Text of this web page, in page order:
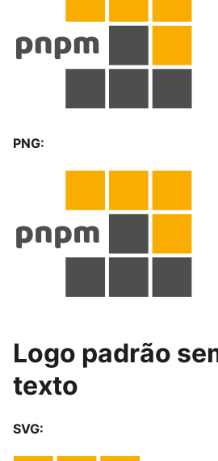
PNG:
Logo padrão
texto
SVG: